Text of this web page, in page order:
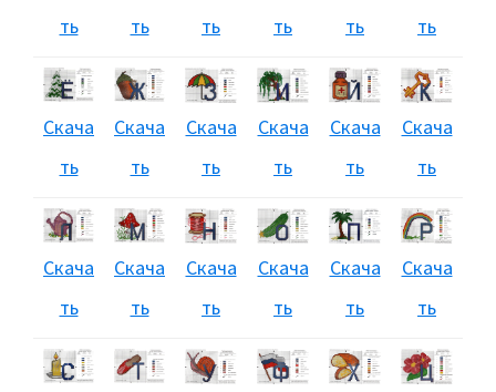
ть
ть
ть
ть
ть
ть
Скача
ть
Скача
ть
Скача
ть
Скача
ть
Скача
ть
Скача
ть
Скача
ть
Скача
ть
Скача
ть
Скача
ть
Скача
ть
Скача
ть